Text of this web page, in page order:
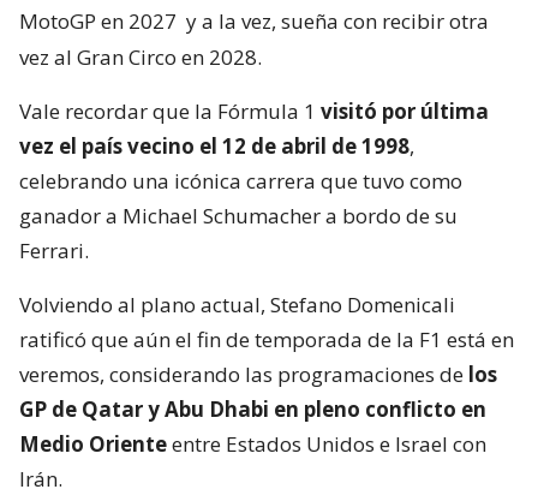
MotoGP en 2027 y a la vez, sueña con recibir otra
vez al Gran Circo en 2028.
Vale recordar que la Fórmula 1 visitó por última
vez el país vecino el 12 de abril de 1998,
celebrando una icónica carrera que tuvo como
ganador a Michael Schumacher a bordo de su
Ferrari.
Volviendo al plano actual, Stefano Domenicali
ratificó que aún el fin de temporada de la F1 está en
veremos, considerando las programaciones de los
GP de Qatar y Abu Dhabi en pleno conflicto en
Medio Orienteentre Estados Unidos e Israel con
Irán.